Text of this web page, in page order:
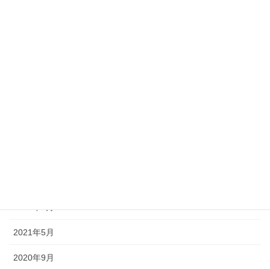
2021年5月
2020年9月